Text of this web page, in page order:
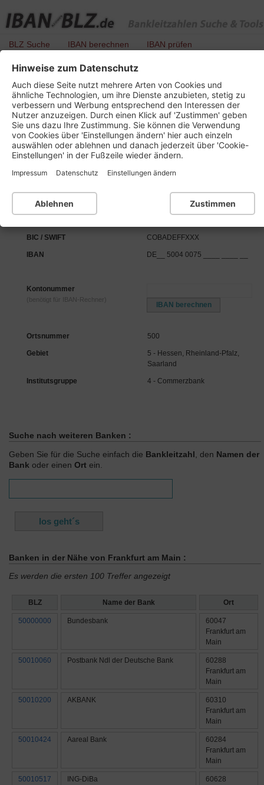
BLZ Suche IBAN berechnen IBAN prüfen
BLZ 500 400 75 - Commerzbank Gf ZCM
Details zu dieser Bankleitzahl :
Kurzbezeichnung Commerzbank Gf ZCM Ffm
BIC / SWIFT COBADEFFXXX
IBAN DE__ 5004 0075 ____ ____ __
Kontonummer
(benötigt für IBAN-Rechner)
Ortsnummer 500
Gebiet
5 - Hessen, Rheinland-Pfalz,
Saarland
Institutsgruppe 4 - Commerzbank
Suche nach weiteren Banken :
Geben Sie für die Suche einfach die Bankleitzahl , den Namen der
Bank oder einen Ort ein.
Banken in der Nähe von Frankfurt am Main :
Es werden die ersten 100 Treffer angezeigt
BLZ Name der Bank Ort
50000000 Bundesbank
60047
Frankfurt am
Main
50010060 Postbank Ndl der Deutsche Bank
60288
Frankfurt am
Main
50010200 AKBANK
60310
Frankfurt am
Main
50010424 Aareal Bank
60284
Frankfurt am
Main
50010517 ING-DiBa
60628
Hinweise zum Datenschutz
Auch diese Seite nutzt mehrere Arten von Cookies und
ähnliche Technologien, um ihre Dienste anzubieten, stetig zu
verbessern und Werbung entsprechend den Interessen der
Nutzer anzuzeigen. Durch einen Klick auf 'Zustimmen' geben
Sie uns dazu Ihre Zustimmung. Sie können die Verwendung
von Cookies über 'Einstellungen ändern' hier auch einzeln
auswählen oder ablehnen und danach jederzeit über 'Cookie-
Einstellungen' in der Fußzeile wieder ändern.
Impressum Datenschutz Einstellungen ändern
Ablehnen Zustimmen